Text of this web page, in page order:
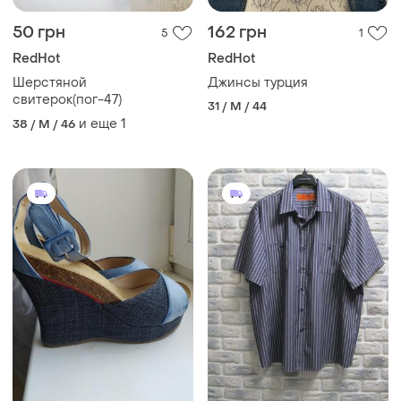
50 грн 5
RedHot
Шерстяной
свитерок(пог-47)
38 / M / 46 и еще 1
162 грн 1
RedHot
Джинсы турция
31 / M / 44